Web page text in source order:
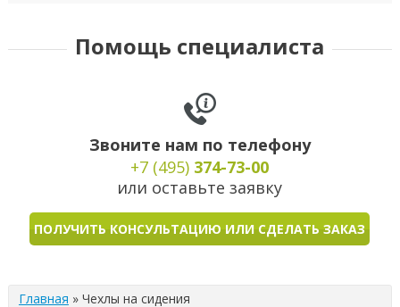
Помощь специалиста
Звоните нам по телефону
+7 (495) 374-73-00
или оставьте заявку
ПОЛУЧИТЬ КОНСУЛЬТАЦИЮ ИЛИ СДЕЛАТЬ ЗАКАЗ
Главная » Чехлы на сидения